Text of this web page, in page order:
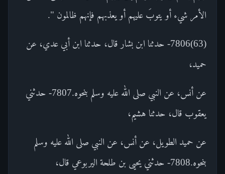
الأمر شيء أو يتوبَ عليهم أو يعذبهم فإنهم ظالمون ".
(63)7806- حدثنا ابن بشار قال، حدثنا ابن أبي عدي، عن
حميد،
عن أنس، عن النبي صلى الله عليه وسلم بنحوه.7807- حدثني
يعقوب قال، حدثنا هشيم،
عن حميد الطويل، عن أنس، عن النبي صلى الله عليه وسلم
بنحوه.7808- حدثني يحيى بن طلحة اليربوعي قال،